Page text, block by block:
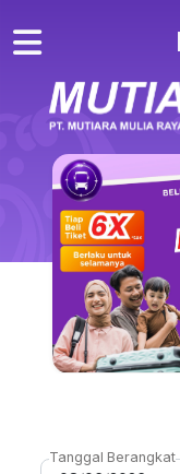
Tanggal Berangkat